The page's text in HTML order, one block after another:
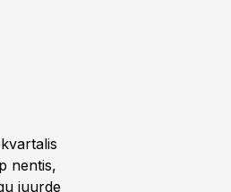
nentis,
juurde